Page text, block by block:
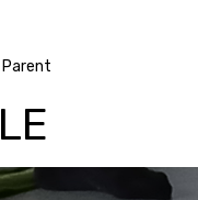
Parent